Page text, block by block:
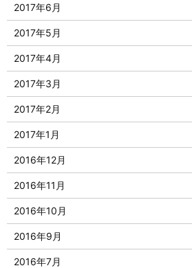
2017年6月
2017年5月
2017年4月
2017年3月
2017年2月
2017年1月
2016年12月
2016年11月
2016年10月
2016年9月
2016年7月